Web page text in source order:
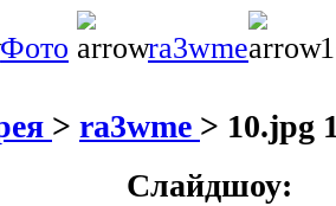
Фото ra3wme
> ra3wme > 10.jpg
Слайдшоу: